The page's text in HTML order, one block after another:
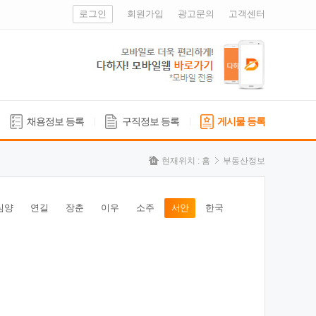
로그인 회원가입 광고문의 고객센터
채용정보 등록 구직정보 등록 게시물 등록
현재위치 : 홈 부동산정보
양 연길 장춘 이우 소주 서안 한국